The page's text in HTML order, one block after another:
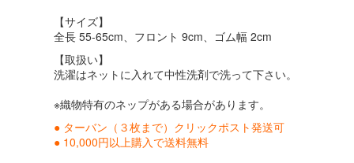
【サイズ】
全長 55-65cm、フロント 9cm、ゴム幅 2cm
【取扱い】
洗濯はネットに入れて中性洗剤で洗って下さい。
※織物特有のネップがある場合があります。
● ターバン（３枚まで）クリックポスト発送可
● 10,000円以上購入で送料無料